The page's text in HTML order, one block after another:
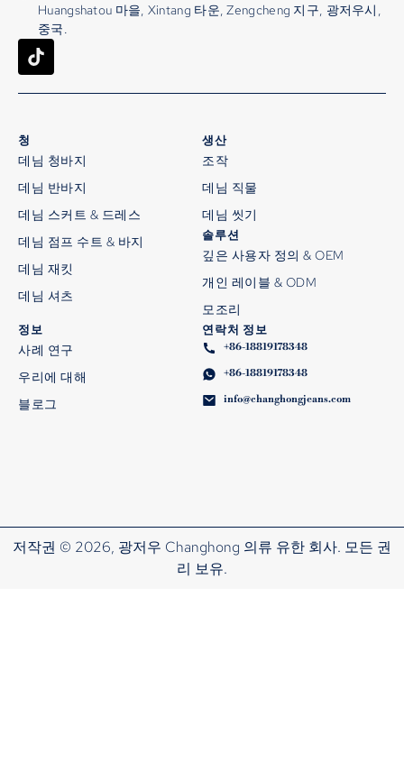
Huangshatou 마을, Xintang 타운, Zengcheng 지구, 광저우시,
중국.
청
데님 청바지
데님 반바지
데님 스커트 & 드레스
데님 점프 수트 & 바지
데님 재킷
데님 셔츠
생산
조작
데님 직물
데님 씻기
솔루션
깊은 사용자 정의 & OEM
개인 레이블 & ODM
모조리
정보
사례 연구
우리에 대해
블로그
연락처 정보
+86-18819178348
+86-18819178348
info@changhongjeans.com
저작권 © 2026, 광저우 Changhong 의류 유한 회사. 모든 권
리 보유.